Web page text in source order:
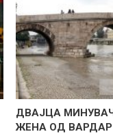
ДВАЈЦА
ЖЕНА ОД ВАРДАР